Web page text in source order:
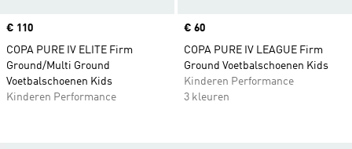
Price
€ 110
COPA PURE IV ELITE Firm
Ground/Multi Ground
Voetbalschoenen Kids
Kinderen Performance
Price
€ 60
COPA PURE IV LEAGUE Firm
Ground Voetbalschoenen Kids
Kinderen Performance
3 kleuren